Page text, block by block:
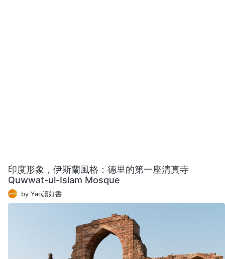
印度形象，伊斯蘭風格：德里的第一座清真寺
Quwwat-ul-Islam Mosque
by Yao讀好書